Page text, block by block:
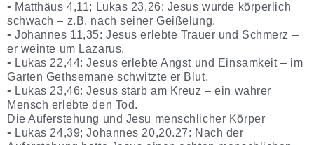
• Matthäus 4,11; Lukas 23,26: Jesus wurde körperlich
schwach – z.B. nach seiner Geißelung.
• Johannes 11,35: Jesus erlebte Trauer und Schmerz –
er weinte um Lazarus.
• Lukas 22,44: Jesus erlebte Angst und Einsamkeit – im
Garten Gethsemane schwitzte er Blut.
• Lukas 23,46: Jesus starb am Kreuz – ein wahrer
Mensch erlebte den Tod.
Die Auferstehung und Jesu menschlicher Körper
• Lukas 24,39; Johannes 20,20.27: Nach der